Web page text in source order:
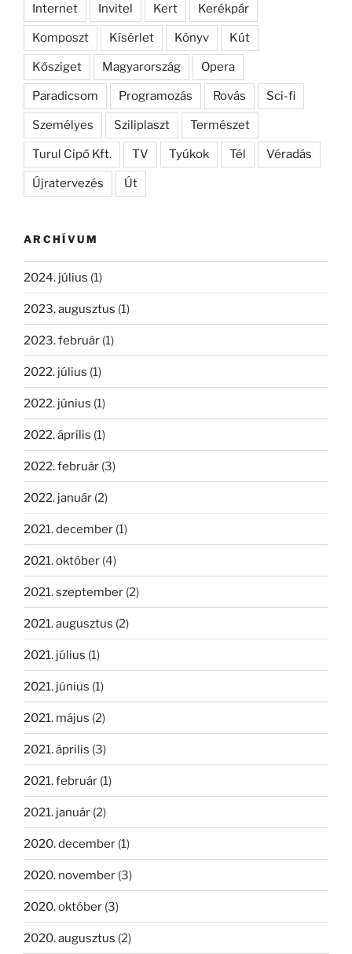
Internet Invitel Kert Kerékpár
Komposzt Kísérlet Könyv Kút
Kősziget Magyarország Opera
Paradicsom Programozás Rovás Sci-fi
Személyes Sziliplaszt Természet
Turul Cipő Kft. TV Tyúkok Tél Véradás
Újratervezés Út
ARCHÍVUM
2024. július (1)
2023. augusztus (1)
2023. február (1)
2022. július (1)
2022. június (1)
2022. április (1)
2022. február (3)
2022. január (2)
2021. december (1)
2021. október (4)
2021. szeptember (2)
2021. augusztus (2)
2021. július (1)
2021. június (1)
2021. május (2)
2021. április (3)
2021. február (1)
2021. január (2)
2020. december (1)
2020. november (3)
2020. október (3)
2020. augusztus (2)